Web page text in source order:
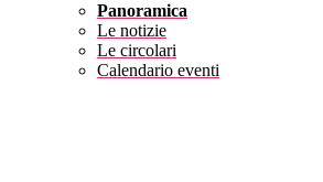
Panoramica
Le notizie
Le circolari
Calendario eventi